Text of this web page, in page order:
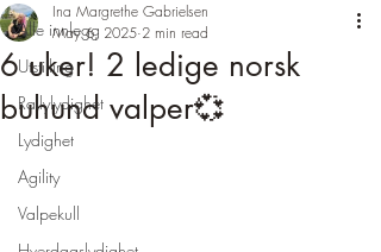
Alle innlegg
Utstilling
Rallylydighet
Lydighet
Agility
Valpekull
6 uker! 2 ledige norsk
buhund valper💞
Ina Margrethe Gabrielsen
May 6, 2025 2 min read